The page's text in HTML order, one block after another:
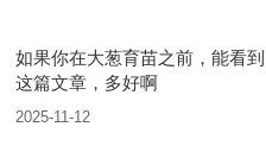
如果你在大葱育苗之前，能看到
这篇文章，多好啊
2025-11-12